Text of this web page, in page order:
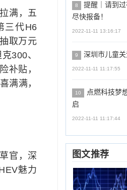
满，五
三代H6
取万元
300、
补贴，
满满，
官，深
魅力
8
提醒｜请到
尽快报备！
2022-11-11 13:16:17
9 深圳市儿童
2022-11-11 11:17:55
10
点燃科技梦
启
2022-11-11 11:17:44
图文推荐